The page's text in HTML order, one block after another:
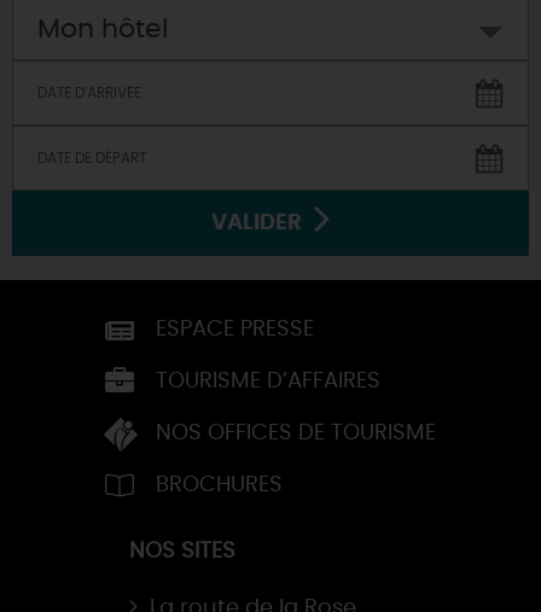
Mon hôtel
VALIDER
ESPACE PRESSE
TOURISME D’AFFAIRES
NOS OFFICES DE TOURISME
BROCHURES
NOS SITES